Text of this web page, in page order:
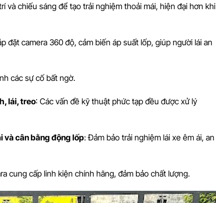
và chiếu sáng để tạo trải nghiệm thoải mái, hiện đại hơn khi
đặt camera 360 độ, cảm biến áp suất lốp, giúp người lái an
các sự cố bất ngờ.
lái, treo: Các vấn đề kỹ thuật phức tạp đều được xử lý
và cân bằng động lốp: Đảm bảo trải nghiệm lái xe êm ái, an
cung cấp linh kiện chính hãng, đảm bảo chất lượng.